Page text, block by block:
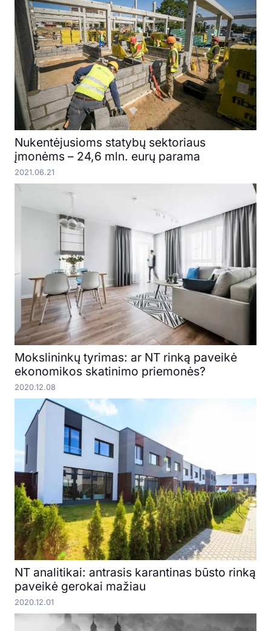
Nukentėjusioms statybų sektoriaus
įmonėms – 24,6 mln. eurų parama
2021.06.21
Mokslininkų tyrimas: ar NT rinką paveikė
ekonomikos skatinimo priemonės?
2020.12.08
NT analitikai: antrasis karantinas būsto rinką
paveikė gerokai mažiau
2020.12.01